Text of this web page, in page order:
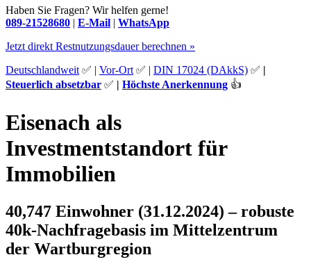
Haben Sie Fragen? Wir helfen gerne!
089-21528680 | E-Mail | WhatsApp
Jetzt direkt Restnutzungsdauer berechnen »
Deutschlandweit ✅ | Vor-Ort ✅ | DIN 17024 (DAkkS) ✅ |
Steuerlich absetzbar ✅ | Höchste Anerkennung 👍
Eisenach als
Investmentstandort für
Immobilien
40,747 Einwohner (31.12.2024) – robuste
40k‑Nachfragebasis im Mittelzentrum
der Wartburgregion